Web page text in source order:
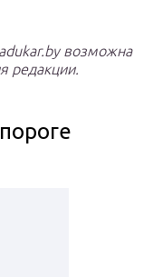
возможна
редакции.